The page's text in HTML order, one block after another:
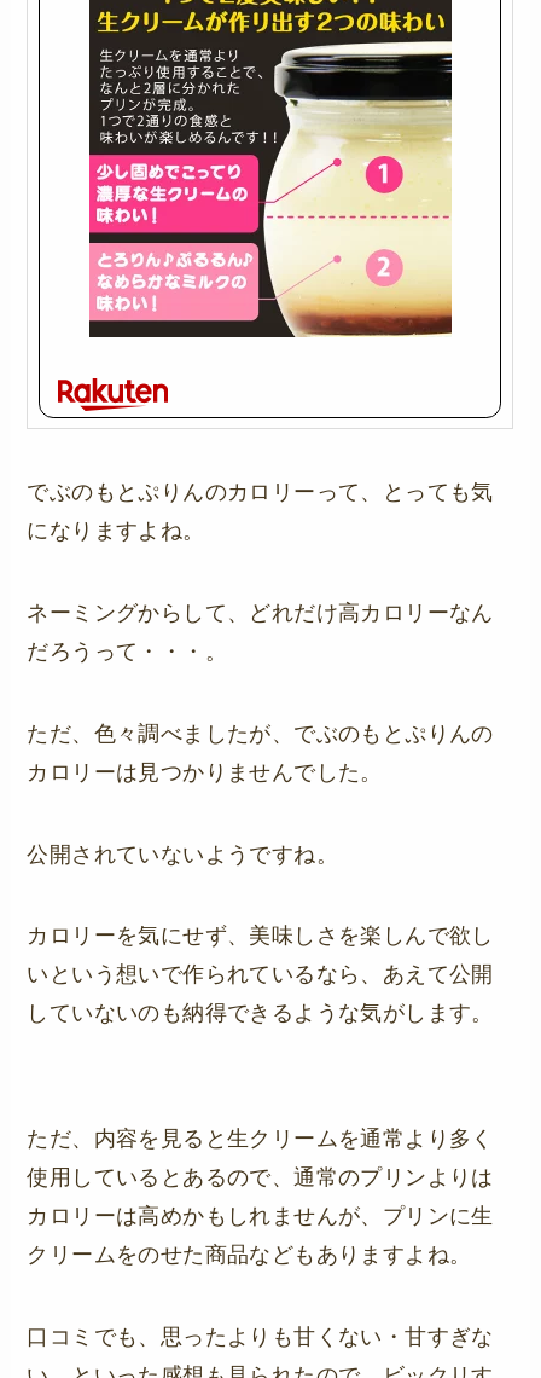
でぶのもとぷりんのカロリーって、とっても気
になりますよね。
ネーミングからして、どれだけ高カロリーなん
だろうって・・・。
ただ、色々調べましたが、でぶのもとぷりんの
カロリーは見つかりませんでした。
公開されていないようですね。
カロリーを気にせず、美味しさを楽しんで欲し
いという想いで作られているなら、あえて公開
していないのも納得できるような気がします。
ただ、内容を見ると生クリームを通常より多く
使用しているとあるので、通常のプリンよりは
カロリーは高めかもしれませんが、プリンに生
クリームをのせた商品などもありますよね。
口コミでも、思ったよりも甘くない・甘すぎな